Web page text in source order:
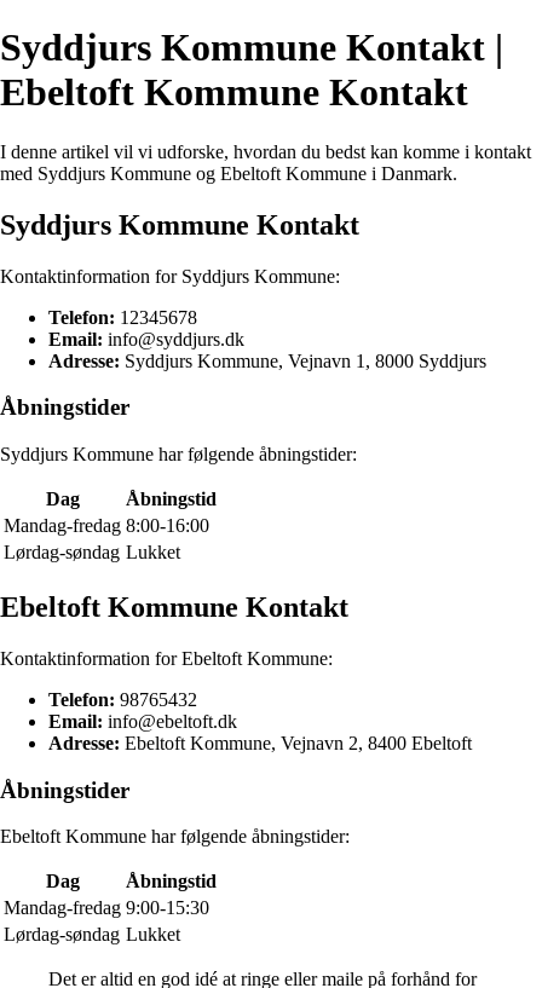
Syddjurs Kommune Kontakt |
Ebeltoft Kommune Kontakt
I denne artikel vil vi udforske, hvordan du bedst kan komme i kontakt
med Syddjurs Kommune og Ebeltoft Kommune i Danmark.
Syddjurs Kommune Kontakt
Kontaktinformation for Syddjurs Kommune:
Telefon: 12345678
Email: info@syddjurs.dk
Adresse: Syddjurs Kommune, Vejnavn 1, 8000 Syddjurs
Åbningstider
Syddjurs Kommune har følgende åbningstider:
Dag
Åbningstid
Mandag-fredag 8:00-16:00
Lørdag-søndag Lukket
Ebeltoft Kommune Kontakt
Kontaktinformation for Ebeltoft Kommune:
Telefon: 98765432
Email: info@ebeltoft.dk
Adresse: Ebeltoft Kommune, Vejnavn 2, 8400 Ebeltoft
Åbningstider
Ebeltoft Kommune har følgende åbningstider:
Dag
Åbningstid
Mandag-fredag 9:00-15:30
Lørdag-søndag Lukket
Det er altid en god idé at ringe eller maile på forhånd for